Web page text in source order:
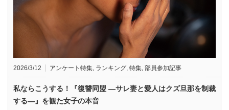
2026/3/12 アンケート特集, ランキング, 特集, 部員参加記事
私ならこうする！『復讐同盟 —サレ妻と愛人はクズ旦那を制裁
する—』を観た女子の本音